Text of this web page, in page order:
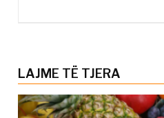
LAJME TË TJERA